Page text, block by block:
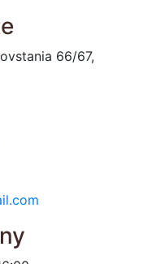
66/67,